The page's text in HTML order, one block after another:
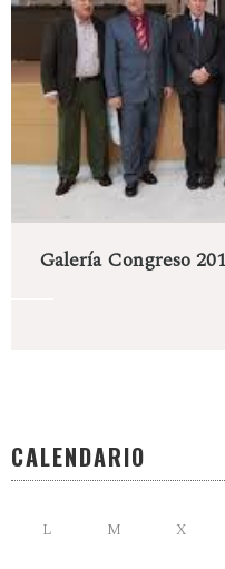
Galería Congreso
CALENDARIO
L M X